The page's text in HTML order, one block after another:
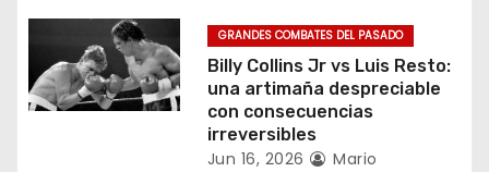
n
t
r
GRANDES COMBATES DEL PASADO
Billy Collins Jr vs Luis Resto:
una artimaña despreciable
con consecuencias
irreversibles
Jun 16, 2026
Mario